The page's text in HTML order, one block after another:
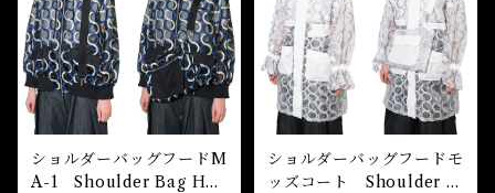
ショルダーバッグフードM
A-1 Shoulder Bag Hoo
ショルダーバッグフードモ
ッズコート Shoulder B